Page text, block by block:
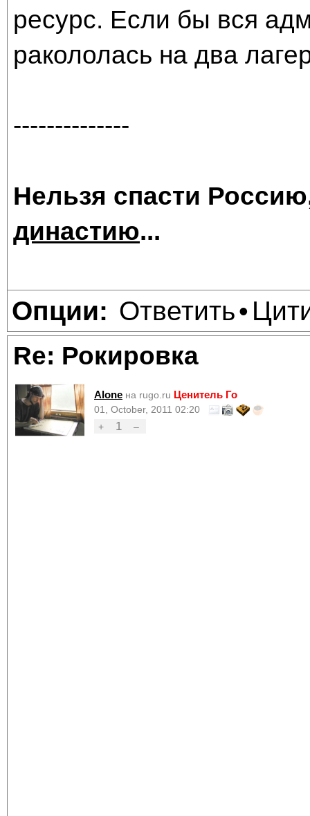
ресурс. Если бы вся
ракололась на два
--------------
Нельзя спасти
династию...
Опции: Ответить•
Re: Рокировка
Alone на rugo.ru Ценитель Го
01, October, 2011 02:20
+
1 –